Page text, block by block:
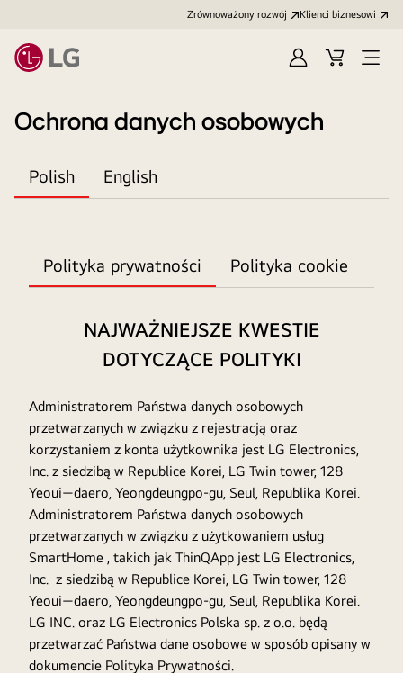
Zrównoważony rozwój Klienci biznesowi
ZalogujKoszyk
Ochrona danych osobowych
Polish English
Polityka prywatności Polityka cookie
NAJWAŻNIEJSZE KWESTIE
DOTYCZĄCE POLITYKI
Administratorem Państwa danych osobowych
przetwarzanych w związku z rejestracją oraz
korzystaniem z konta użytkownika jest LG Electronics,
Inc. z siedzibą w Republice Korei, LG Twin tower, 128
Yeoui—daero, Yeongdeungpo-gu, Seul, Republika Korei.
Administratorem Państwa danych osobowych
przetwarzanych w związku z użytkowaniem usług
SmartHome , takich jak ThinQApp jest LG Electronics,
Inc. z siedzibą w Republice Korei, LG Twin tower, 128
Yeoui—daero, Yeongdeungpo-gu, Seul, Republika Korei.
LG INC. oraz LG Electronics Polska sp. z o.o. będą
przetwarzać Państwa dane osobowe w sposób opisany w
dokumencie Polityka Prywatności.